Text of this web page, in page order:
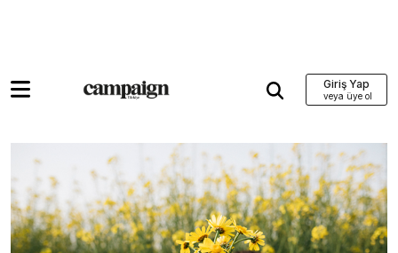
Giriş Yap